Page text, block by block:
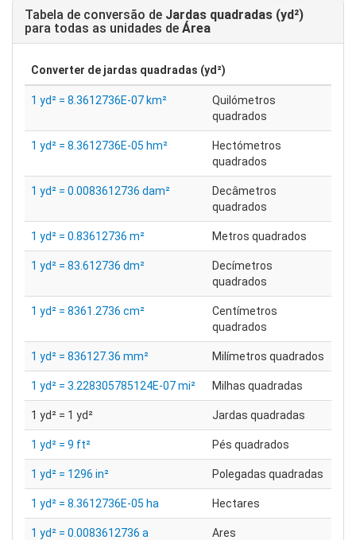
Tabela de conversão de Jardas quadradas (yd²)
para todas as unidades de Área
Converter de jardas quadradas (yd²)
1 yd² = 8.3612736E-07 km²
Quilómetros
quadrados
1 yd² = 8.3612736E-05 hm²
Hectómetros
quadrados
1 yd² = 0.0083612736 dam²
Decâmetros
quadrados
1 yd² = 0.83612736 m² Metros quadrados
1 yd² = 83.612736 dm²
Decímetros
quadrados
1 yd² = 8361.2736 cm²
Centímetros
quadrados
1 yd² = 836127.36 mm² Milímetros quadrados
1 yd² = 3.228305785124E-07 mi² Milhas quadradas
1 yd² = 1 yd² Jardas quadradas
1 yd² = 9 ft² Pés quadrados
1 yd² = 1296 in² Polegadas quadradas
1 yd² = 8.3612736E-05 ha Hectares
1 yd² = 0.0083612736 a Ares